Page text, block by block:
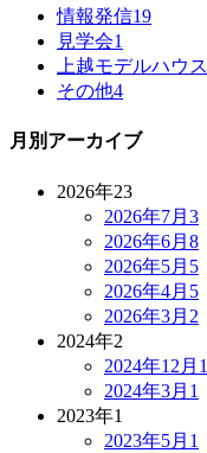
情報発信19
見学会1
上越モデルハウス
その他4
月別アーカイブ
2026年23
2026年7月 3
2026年6月 8
2026年5月 5
2026年4月 5
2026年3月 2
2024年2
2024年12月 1
2024年3月 1
2023年1
2023年5月 1